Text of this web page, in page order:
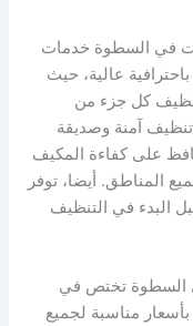
في السطوة خدمات
عالية، حيث
كل جزء من
آمنة وصديقة
على كفاءة المكيف
المناطق. أيضا، توفر
البدء في التنظيف
السطوة تختص في
مناسبة لجميع